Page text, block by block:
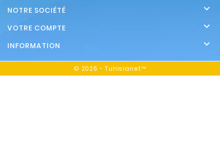
NOTRE SOCIÉTÉ 
VOTRE COMPTE 
INFORMATION 
© 2026 - Tunisianet™